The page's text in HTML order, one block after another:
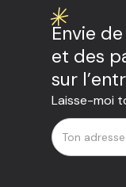
Envie
et des
sur
Laisse-moi